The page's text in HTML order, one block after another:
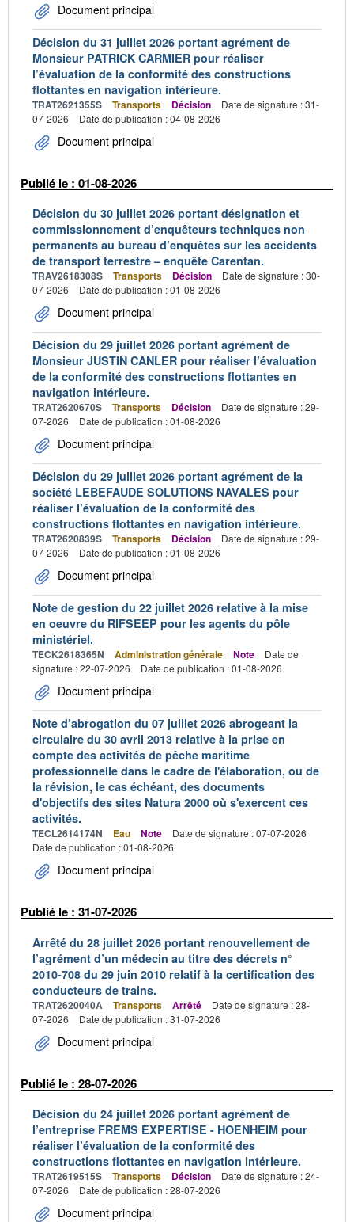
Document principal
Décision du 31 juillet 2026 portant agrément de
Monsieur PATRICK CARMIER pour réaliser
l’évaluation de la conformité des constructions
flottantes en navigation intérieure.
TRAT2621355S Transports Décision
Date de signature : 31-
07-2026
Date de publication : 04-08-2026
Document principal
Publié le : 01-08-2026
Décision du 30 juillet 2026 portant désignation et
commissionnement d’enquêteurs techniques non
permanents au bureau d’enquêtes sur les accidents
de transport terrestre – enquête Carentan.
TRAV2618308S Transports Décision
Date de signature : 30-
07-2026
Date de publication : 01-08-2026
Document principal
Décision du 29 juillet 2026 portant agrément de
Monsieur JUSTIN CANLER pour réaliser l’évaluation
de la conformité des constructions flottantes en
navigation intérieure.
TRAT2620670S Transports Décision
Date de signature : 29-
07-2026
Date de publication : 01-08-2026
Document principal
Décision du 29 juillet 2026 portant agrément de la
société LEBEFAUDE SOLUTIONS NAVALES pour
réaliser l’évaluation de la conformité des
constructions flottantes en navigation intérieure.
TRAT2620839S Transports Décision
Date de signature : 29-
07-2026
Date de publication : 01-08-2026
Document principal
Note de gestion du 22 juillet 2026 relative à la mise
en oeuvre du RIFSEEP pour les agents du pôle
ministériel.
TECK2618365N Administration générale Note
Date de
signature : 22-07-2026
Date de publication : 01-08-2026
Document principal
Note d’abrogation du 07 juillet 2026 abrogeant la
circulaire du 30 avril 2013 relative à la prise en
compte des activités de pêche maritime
professionnelle dans le cadre de l'élaboration, ou de
la révision, le cas échéant, des documents
d'objectifs des sites Natura 2000 où s'exercent ces
activités.
TECL2614174N Eau Note
Date de signature : 07-07-2026
Date de publication : 01-08-2026
Document principal
Publié le : 31-07-2026
Arrêté du 28 juillet 2026 portant renouvellement de
l’agrément d’un médecin au titre des décrets n°
2010-708 du 29 juin 2010 relatif à la certification des
conducteurs de trains.
TRAT2620040A Transports Arrêté
Date de signature : 28-
07-2026
Date de publication : 31-07-2026
Document principal
Publié le : 28-07-2026
Décision du 24 juillet 2026 portant agrément de
l’entreprise FREMS EXPERTISE - HOENHEIM pour
réaliser l’évaluation de la conformité des
constructions flottantes en navigation intérieure.
TRAT2619515S Transports Décision
Date de signature : 24-
07-2026
Date de publication : 28-07-2026
Document principal